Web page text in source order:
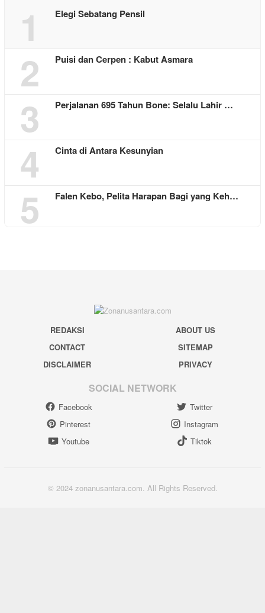
1 Elegi Sebatang Pensil
2 Puisi dan Cerpen : Kabut Asmara
3 Perjalanan 695 Tahun Bone: Selalu Lahir …
4 Cinta di Antara Kesunyian
5 Falen Kebo, Pelita Harapan Bagi yang Keh…
REDAKSI
ABOUT US
CONTACT
SITEMAP
DISCLAIMER
PRIVACY
SOCIAL NETWORK
Facebook
Twitter
Pinterest
Instagram
Youtube
Tiktok
© 2024 zonanusantara.com. All Rights Reserved.